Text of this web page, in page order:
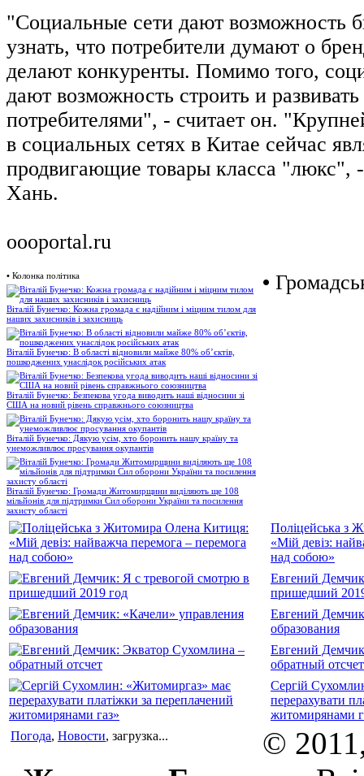
"Социальные сети дают возможность
узнать, что потребители думают о
делают конкуренты. Помимо того,
дают возможность строить и
потребителями", - считает он.
в социальных сетях в Китае сейчас
продвигающие товары класса "люкс",
Хань.
oooportal.ru
• Колонка політика
Віталій Бунечко: Кожна громада є надійним і міцним тилом для
наших захисників і захисниць
Віталій Бунечко: В області відновили майже 80% об’єктів,
пошкоджених унаслідок російських атак
Віталій Бунечко: Безпекова угода виводить наші відносини зі
США на новий рівень справжнього союзництва
Віталій Бунечко: Дякую усім, хто боронить нашу країну та
унеможливлює просування окупантів
Віталій Бунечко: Громади Житомирщини виділяють ще 108
мільйонів для підтримки Сил оборони України та посилення
захисту області
•
Поліцейська з
«Мій девіз:
над собою»
Евгений
пришедший
Евгений
образования
Евгений
обратный отсчет
Сергій
перерахувати
житомирянами
Погода, Новости, загрузка...
©